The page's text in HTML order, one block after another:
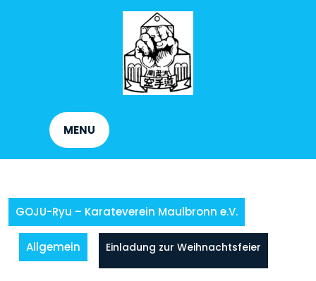
MENU
GOJU-Ryu – Karateverein Maulbronn e.V.
Allgemein Einladung zur Weihnachtsfeier